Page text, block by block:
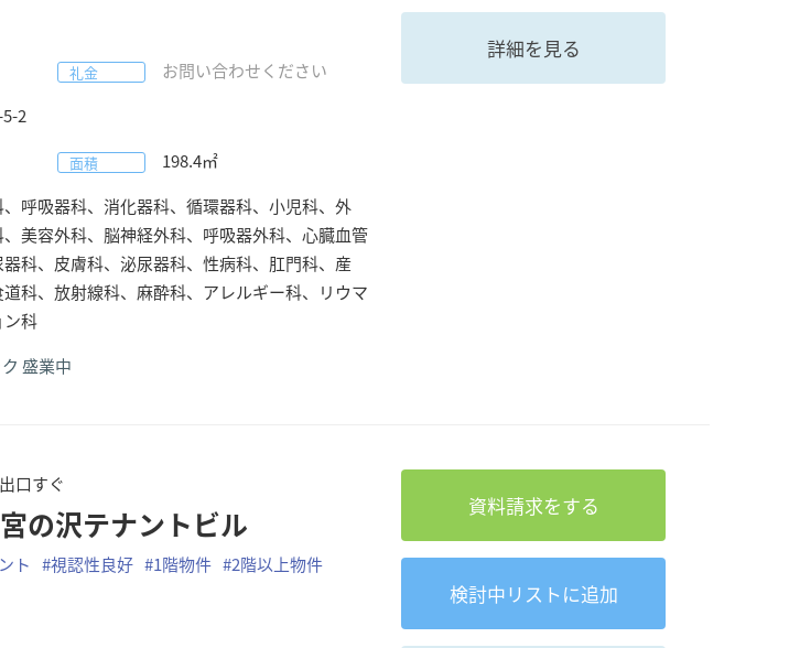
礼金 お問い合わせください
2
面積 198.4㎡
呼吸器科、消化器科、循環器科、小児科、外
美容外科、脳神経外科、呼吸器外科、心臓血管
科、皮膚科、泌尿器科、性病科、肛門科、産
科、放射線科、麻酔科、アレルギー科、リウマ
ン科
盛業中
詳細を見る
口すぐ
の沢テナントビル
ト #視認性良好 #1階物件 #2階以上物件
資料請求をする
検討中リストに追加